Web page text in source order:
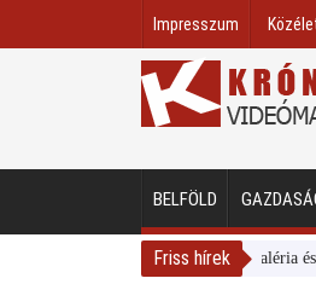
Impresszum
BELFÖLD
Friss hírek
Magyar Nemzeti Galéria és a